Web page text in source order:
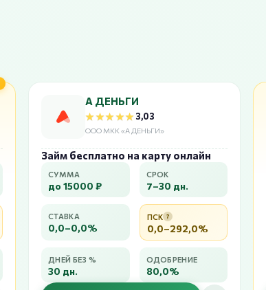
А ДЕНЬГИ
★★★★★
★★★★★3,03
ООО МКК «А ДЕНЬГИ»
Займ бесплатно на карту онлайн
СУММА
до 15000 ₽
СРОК
7–30 дн.
СТАВКА
0,0–0,0%
ПСК ?
0,0–292,0%
ДНЕЙ БЕЗ %
30 дн.
ОДОБРЕНИЕ
80,0%